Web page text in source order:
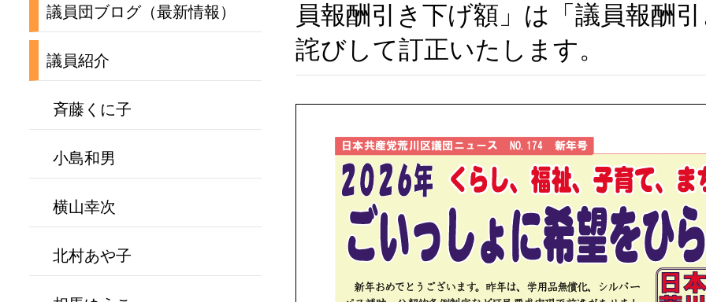
員報酬引き下げ額」は「議員報酬
詫びして訂正いたします。
議員団ブログ（最新情報）
議員紹介
斉藤くに子
小島和男
横山幸次
北村あや子